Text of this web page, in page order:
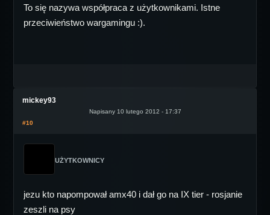
To się nazywa współpraca z użytkownikami. Istne
przeciwieństwo wargamingu :).
mickey93
Napisany 10 lutego 2012 - 17:37
#10
UŻYTKOWNICY
jezu kto napompował amx40 i dał go na IX tier - rosjanie
zeszli na psy